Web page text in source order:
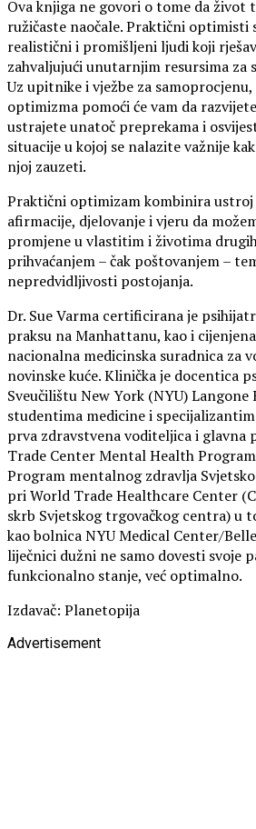
Ova knjiga ne govori o tome da život
ružičaste naočale. Praktični optimisti
realistični i promišljeni ljudi koji
zahvaljujući unutarnjim resursima za
Uz upitnike i vježbe za
optimizma pomoći će vam da
ustrajete unatoč preprekama i
situacije u kojoj se nalazite važnije
njoj zauzeti.
Praktični optimizam kombinira ustroj
afirmacije, djelovanje i vjeru da
promjene u vlastitim i životima
prihvaćanjem – čak poštovanjem –
nepredvidljivosti postojanja.
Dr. Sue Varma certificirana je
praksu na Manhattanu, kao i
nacionalna medicinska suradnica za
novinske kuće. Klinička je docentica
Sveučilištu New York (NYU)
studentima medicine i
prva zdravstvena voditeljica i glavna
Trade Center Mental Health
Program mentalnog zdravlja
pri World Trade Healthcare Center
skrb Svjetskog trgovačkog centra) u
kao bolnica NYU Medical Center/
liječnici dužni ne samo dovesti svoje
funkcionalno stanje, već optimalno.
Izdavač: Planetopija
Advertisement